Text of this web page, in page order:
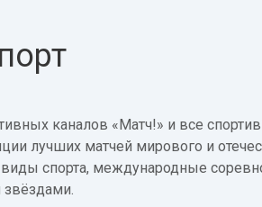
каналов «Матч!» и все
лучших матчей мирового и
спорта, международные